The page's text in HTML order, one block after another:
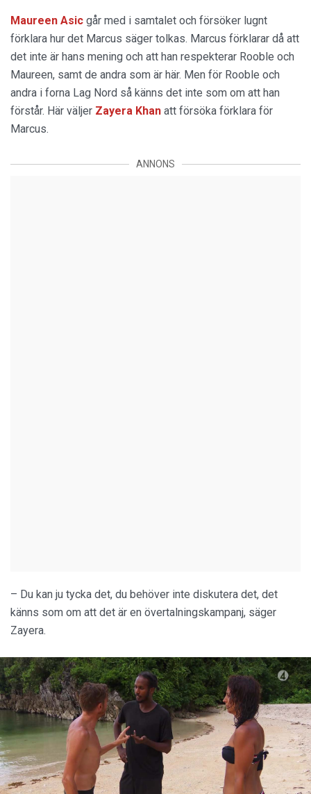
Maureen Asic går med i samtalet och försöker lugnt
förklara hur det Marcus säger tolkas. Marcus förklarar då att
det inte är hans mening och att han respekterar Rooble och
Maureen, samt de andra som är här. Men för Rooble och
andra i forna Lag Nord så känns det inte som om att han
förstår. Här väljer Zayera Khan att försöka förklara för
Marcus.
ANNONS
– Du kan ju tycka det, du behöver inte diskutera det, det
känns som om att det är en övertalningskampanj, säger
Zayera.